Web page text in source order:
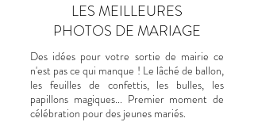
LES MEILLEURES
PHOTOS DE MARIAGE
Des idées pour votre sortie de mairie ce
n'est pas ce qui manque ! Le lâché de ballon,
les feuilles de confettis, les bulles, les
papillons magiques... Premier moment de
célébration pour des jeunes mariés.